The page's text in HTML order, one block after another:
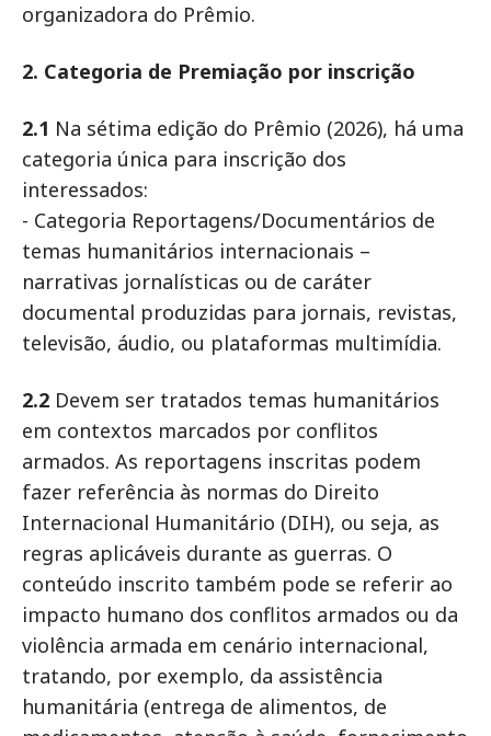
organizadora do Prêmio.
2. Categoria de Premiação por inscrição
2.1 Na sétima edição do Prêmio (2026), há uma
categoria única para inscrição dos
interessados:
- Categoria Reportagens/Documentários de
temas humanitários internacionais –
narrativas jornalísticas ou de caráter
documental produzidas para jornais, revistas,
televisão, áudio, ou plataformas multimídia.
2.2 Devem ser tratados temas humanitários
em contextos marcados por conflitos
armados. As reportagens inscritas podem
fazer referência às normas do Direito
Internacional Humanitário (DIH), ou seja, as
regras aplicáveis durante as guerras. O
conteúdo inscrito também pode se referir ao
impacto humano dos conflitos armados ou da
violência armada em cenário internacional,
tratando, por exemplo, da assistência
humanitária (entrega de alimentos, de